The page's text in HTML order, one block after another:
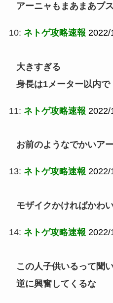
アーニャもまあまあブ
10: ネトゲ攻略速報 2022/
大きすぎる
身長は1メーター以内で
11: ネトゲ攻略速報 2022/
お前のようなでかいア
13: ネトゲ攻略速報 2022/
モザイクかければかわ
14: ネトゲ攻略速報 2022/
この人子供いるって聞
逆に興奮してくるな